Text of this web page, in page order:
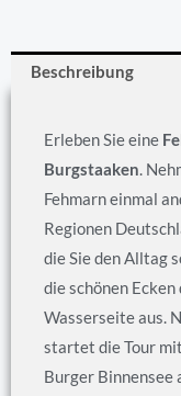
Beschreibung
Erleben Sie eine
Burgstaaken.
Fehmarn einmal
Regionen
die Sie den Alltag
die schönen
Wasserseite aus.
startet die Tour
Burger Binnensee